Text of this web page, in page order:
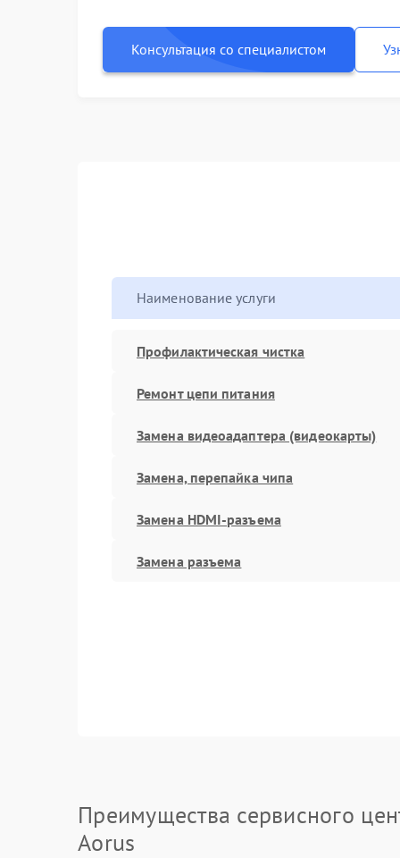
Консультация со специалистом
Наименование услуги
Профилактическая чистка
Ремонт цепи питания
Замена видеоадаптера (видеокарты)
Замена, перепайка чипа
Замена HDMI-разъема
Замена разъема
Преимущества сервисного
Aorus